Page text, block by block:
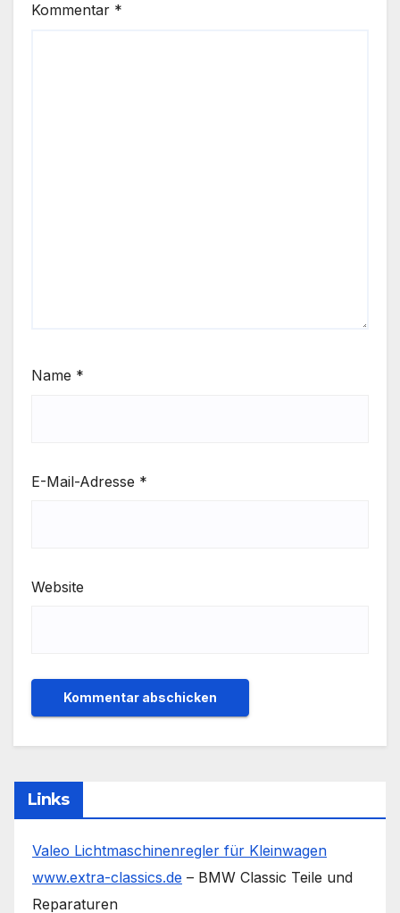
Kommentar *
Name *
E-Mail-Adresse *
Website
Links
Valeo Lichtmaschinenregler für Kleinwagen
www.extra-classics.de – BMW Classic Teile und
Reparaturen